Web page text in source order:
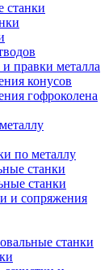
станки
правки металла
конусов
гофроколена
по металлу
станки
станки
и сопряжения
станки